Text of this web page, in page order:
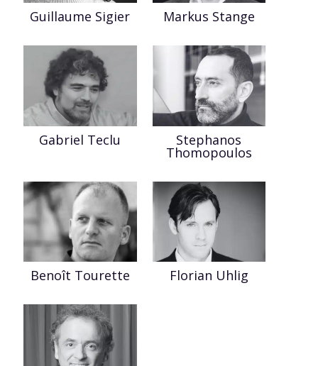
Guillaume Sigier Markus Stange
Gabriel Teclu Stephanos
Thomopoulos
Benoît Tourette Florian Uhlig